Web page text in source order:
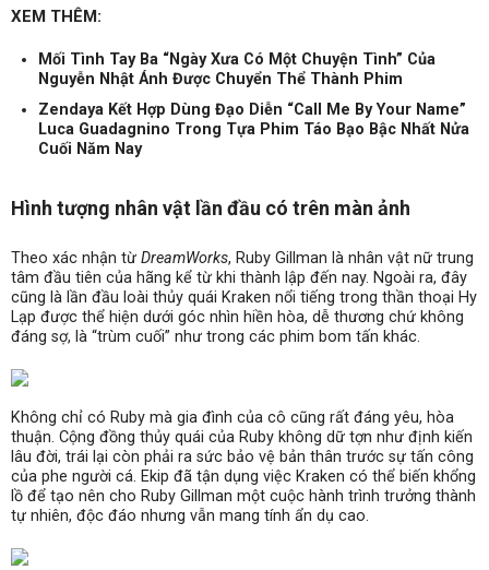
XEM THÊM:
Mối Tình Tay Ba “Ngày Xưa Có Một Chuyện Tình” Của
Nguyễn Nhật Ánh Được Chuyển Thể Thành Phim
Zendaya Kết Hợp Dùng Đạo Diễn “Call Me By Your Name”
Luca Guadagnino Trong Tựa Phim Táo Bạo Bậc Nhất Nửa
Cuối Năm Nay
Hình tượng nhân vật lần đầu có trên màn ảnh
Theo xác nhận từ DreamWorks, Ruby Gillman là nhân vật nữ trung
tâm đầu tiên của hãng kể từ khi thành lập đến nay. Ngoài ra, đây
cũng là lần đầu loài thủy quái Kraken nổi tiếng trong thần thoại Hy
Lạp được thể hiện dưới góc nhìn hiền hòa, dễ thương chứ không
đáng sợ, là “trùm cuối” như trong các phim bom tấn khác.
Không chỉ có Ruby mà gia đình của cô cũng rất đáng yêu, hòa
thuận. Cộng đồng thủy quái của Ruby không dữ tợn như định kiến
lâu đời, trái lại còn phải ra sức bảo vệ bản thân trước sự tấn công
của phe người cá. Ekip đã tận dụng việc Kraken có thể biến khổng
lồ để tạo nên cho Ruby Gillman một cuộc hành trình trưởng thành
tự nhiên, độc đáo nhưng vẫn mang tính ẩn dụ cao.